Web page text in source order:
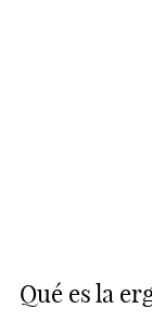
Qué es la